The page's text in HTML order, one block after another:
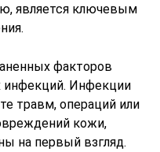
является ключевым
факторов
инфекций. Инфекции
травм, операций или
кожи,
на первый взгляд.